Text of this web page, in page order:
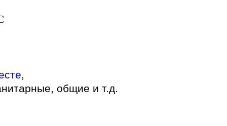
,
общие и т.д.